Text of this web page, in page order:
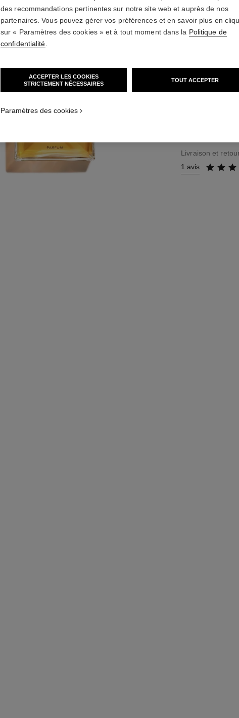
Parfum
En savoir plus
Livraison et
1 avis
des recommandations pertinentes sur notre site web et auprès de nos
partenaires. Vous pouvez gérer vos préférences et en savoir plus en
sur « Paramètres des cookies » et à tout moment dans la Politique de
confidentialité
ACCEPTER LES COOKIES
STRICTEMENT NÉCESSAIRES
TOUT ACCEPTER
Paramètres des cookies